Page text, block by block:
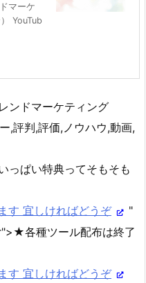
マーケ
YouTub
ドマーケティング
,評判,評価,ノウハウ,動画,
ぱい特典ってそもそも
す 宜しければどうぞ
"
各種ツール配布は終了
す 宜しければどうぞ